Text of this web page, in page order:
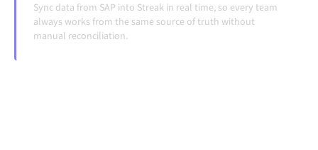
Sync data from SAP into Streak in real time, so every team
always works from the same source of truth without
manual reconciliation.